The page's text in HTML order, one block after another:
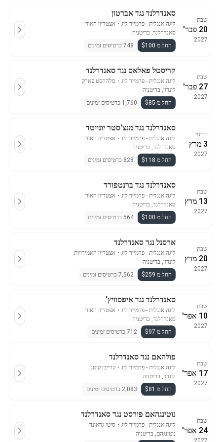
שבת
20 פבר'
2027
סאנדרלנד נגד אברטון
ליגה אנגלית - פרמייר ליג ・ אצטדיון האור
סאנדרלנד, בריטניה
החל מ $100
748 כרטיסים זמינים
שבת
27 פבר'
2027
קריסטל פאלאס נגד סאנדרלנד
ליגה אנגלית - פרמייר ליג ・ סלהרסט פארק
לונדון, בריטניה
החל מ $85
1,760 כרטיסים זמינים
רביעי
3 מרץ
2027
סאנדרלנד נגד מנצ'סטר יונייטד
ליגה אנגלית - פרמייר ליג ・ אצטדיון האור
סאנדרלנד, בריטניה
החל מ $118
828 כרטיסים זמינים
שבת
13 מרץ
2027
סאנדרלנד נגד ברנטפורד
ליגה אנגלית - פרמייר ליג ・ אצטדיון האור
סאנדרלנד, בריטניה
החל מ $100
564 כרטיסים זמינים
שבת
20 מרץ
2027
ארסנל נגד סאנדרלנד
ליגה אנגלית - פרמייר ליג ・ אצטדיון האמירויות
לונדון, בריטניה
החל מ $259
7,562 כרטיסים זמינים
שבת
10 אפר'
2027
סאנדרלנד נגד איפסוויץ'
ליגה אנגלית - פרמייר ליג ・ אצטדיון האור
סאנדרלנד, בריטניה
החל מ $97
712 כרטיסים זמינים
שבת
17 אפר'
2027
פולהאם נגד סאנדרלנד
ליגה אנגלית - פרמייר ליג ・ קרייבן קוטג'
לונדון, בריטניה
החל מ $81
2,083 כרטיסים זמינים
שבת
24 אפר'
2027
נוטינגהאם פורסט נגד סאנדרלנד
ליגה אנגלית - פרמייר ליג ・ סיטי גראונד
נוטינגהם, בריטניה